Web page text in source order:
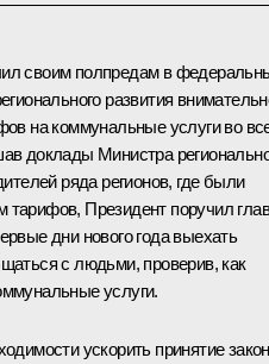
своим полпредам в
развития
на коммунальные услуги во
доклады Министра
ряда регионов, где были
Президент поручил
дни нового года выехать
с людьми, проверив, как
услуги.
ускорить принятие